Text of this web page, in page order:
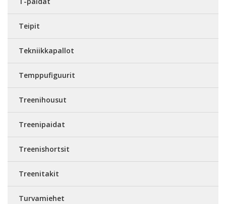
Teipit
Tekniikkapallot
Temppufiguurit
Treenihousut
Treenipaidat
Treenishortsit
Treenitakit
Turvamiehet